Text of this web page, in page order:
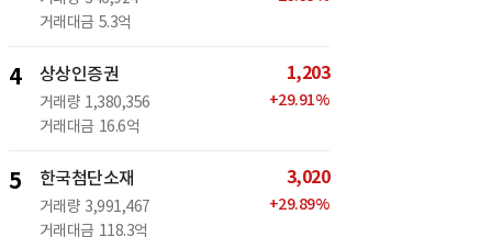
거래대금 5.3억
4 상상인증권
거래량 1,380,356
거래대금 16.6억
1,203
+29.91%
5 한국첨단소재
거래량 3,991,467
거래대금 118.3억
3,020
+29.89%